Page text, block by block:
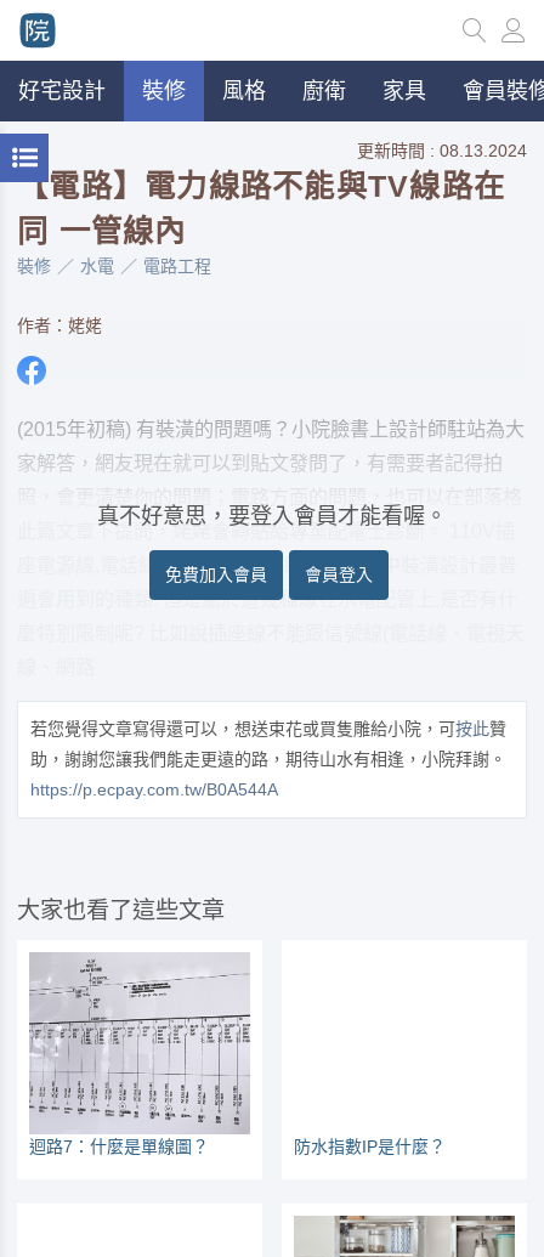
好宅設計 裝修 風格 廚衛 家具 會員裝
更新時間 : 08.13.2024
【電路】電力線路不能與TV線路在
同 一管線內
裝修 水電 電路工程
作者：姥姥
(2015年初稿) 有裝潢的問題嗎？小院臉書上設計師駐站為大
家解答，網友現在就可以到貼文發問了，有需要者記得拍
此篇文章下提問，姥姥會轉貼給專業配電士診斷。 110V插
座電源線,電話線,電視天線,網路線這是在家中裝潢設計最普
遍會用到的種類. 但是關於這幾種線在水電配管上,是否有什
真不好意思，要登入會員才能看喔。
免費加入會員 會員登入
若您覺得文章寫得還可以，想送束花或買隻雕給小院，可按此贊
助，謝謝您讓我們能走更遠的路，期待山水有相逢，小院拜謝。
https://p.ecpay.com.tw/B0A544A
大家也看了這些文章
迴路7：什麼是單線圖？ 防水指數IP是什麼？